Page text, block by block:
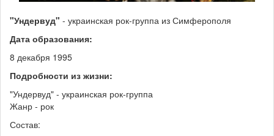
"Ундервуд" - украинская рок-группа из Симферополя
Дата образования:
8 декабря 1995
Подробности из жизни:
"Ундервуд" - украинская рок-группа
Жанр - рок
Состав: